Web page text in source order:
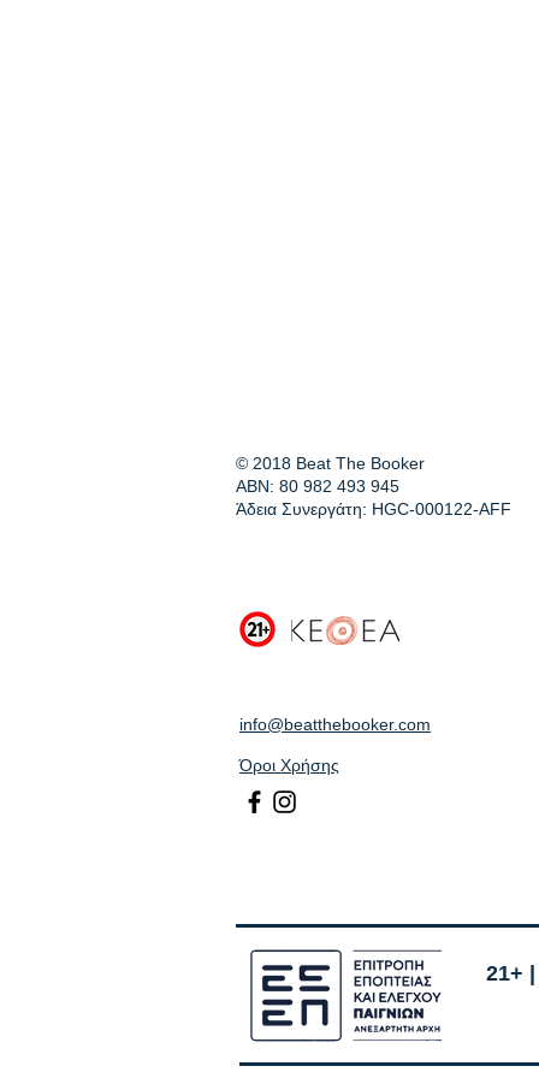
© 2018 Beat The Booker
ABN: 80 982 493 945
Άδεια Συνεργάτη: HGC-000122-AFF
info@beatthebooker.com
Όροι Χρήσης
21+